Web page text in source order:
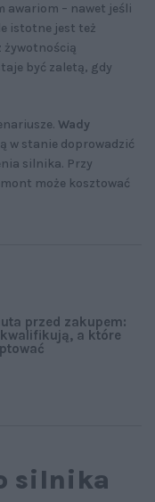
awariom – nawet jeśli
istotne jest też
być zaletą, gdy
Wady
w stanie doprowadzić
silnika. Przy
może kosztować
przed zakupem:
a które
silnika